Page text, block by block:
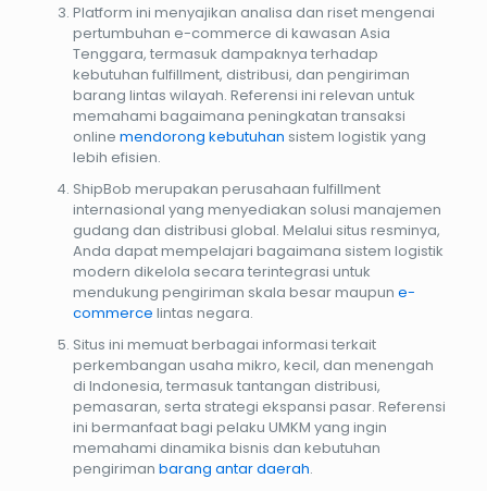
Platform ini menyajikan analisa dan riset mengenai
pertumbuhan e-commerce di kawasan Asia
Tenggara, termasuk dampaknya terhadap
kebutuhan fulfillment, distribusi, dan pengiriman
barang lintas wilayah. Referensi ini relevan untuk
memahami bagaimana peningkatan transaksi
online mendorong kebutuhan sistem logistik yang
lebih efisien.
ShipBob merupakan perusahaan fulfillment
internasional yang menyediakan solusi manajemen
gudang dan distribusi global. Melalui situs resminya,
Anda dapat mempelajari bagaimana sistem logistik
modern dikelola secara terintegrasi untuk
mendukung pengiriman skala besar maupun e-
commerce lintas negara.
Situs ini memuat berbagai informasi terkait
perkembangan usaha mikro, kecil, dan menengah
di Indonesia, termasuk tantangan distribusi,
pemasaran, serta strategi ekspansi pasar. Referensi
ini bermanfaat bagi pelaku UMKM yang ingin
memahami dinamika bisnis dan kebutuhan
pengiriman barang antar daerah.